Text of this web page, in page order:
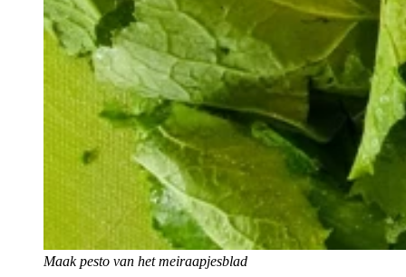
Maak pesto van het meiraapjesblad